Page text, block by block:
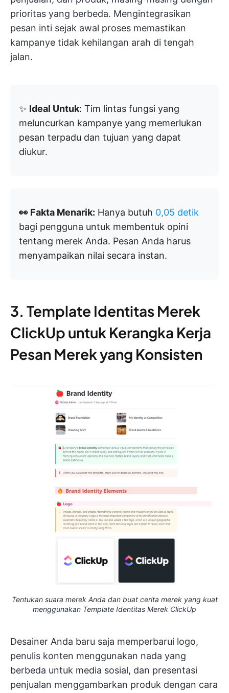
prioritas yang berbeda. Mengintegrasikan
pesan inti sejak awal proses memastikan
kampanye tidak kehilangan arah di tengah
jalan.
✨ Ideal Untuk: Tim lintas fungsi yang
meluncurkan kampanye yang memerlukan
pesan terpadu dan tujuan yang dapat
diukur.
👀 Fakta Menarik: Hanya butuh 0,05 detik
bagi pengguna untuk membentuk opini
tentang merek Anda. Pesan Anda harus
menyampaikan nilai secara instan.
3. Template Identitas Merek
ClickUp untuk Kerangka Kerja
Pesan Merek yang Konsisten
Tentukan suara merek Anda dan buat cerita merek yang kuat
menggunakan Template Identitas Merek ClickUp
Desainer Anda baru saja memperbarui logo,
penulis konten menggunakan nada yang
berbeda untuk media sosial, dan presentasi
penjualan menggambarkan produk dengan cara